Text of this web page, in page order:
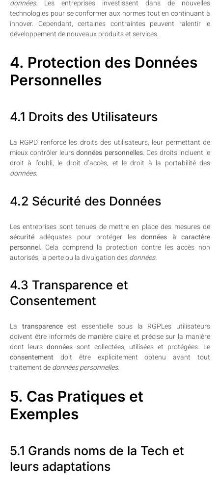
données. Les entreprises investissent dans de nouvelles
technologies pour se conformer aux normes tout en continuant à
innover. Cependant, certaines contraintes peuvent ralentir le
développement de nouveaux produits et services.
4. Protection des Données
Personnelles
4.1 Droits des Utilisateurs
La RGPD renforce les droits des utilisateurs, leur permettant de
mieux contrôler leursdonnées personnelles. Ces droits incluent le
droit à l’oubli, le droit d’accès, et le droit à la portabilité des
données.
4.2 Sécurité des Données
Les entreprises sont tenues de mettre en place des mesures de
sécurité adéquates pour protéger lesdonnées à caractère
personnel. Cela comprend la protection contre les accès non
autorisés, la perte ou la divulgation desdonnées.
4.3 Transparence et
Consentement
La transparenceest essentielle sous la RGPLes utilisateurs
doivent être informés de manière claire et précise sur la manière
dont leurs donnéessont collectées, utilisées et protégées. Le
consentement doit être explicitement obtenu avant tout
traitement dedonnées personnelles.
5. Cas Pratiques et
Exemples
5.1 Grands noms de la Tech et
leurs adaptations